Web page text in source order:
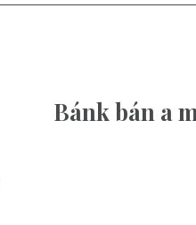
Bánk bán a